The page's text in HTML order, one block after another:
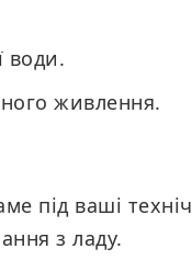
води.
живлення.
під ваші
з ладу.